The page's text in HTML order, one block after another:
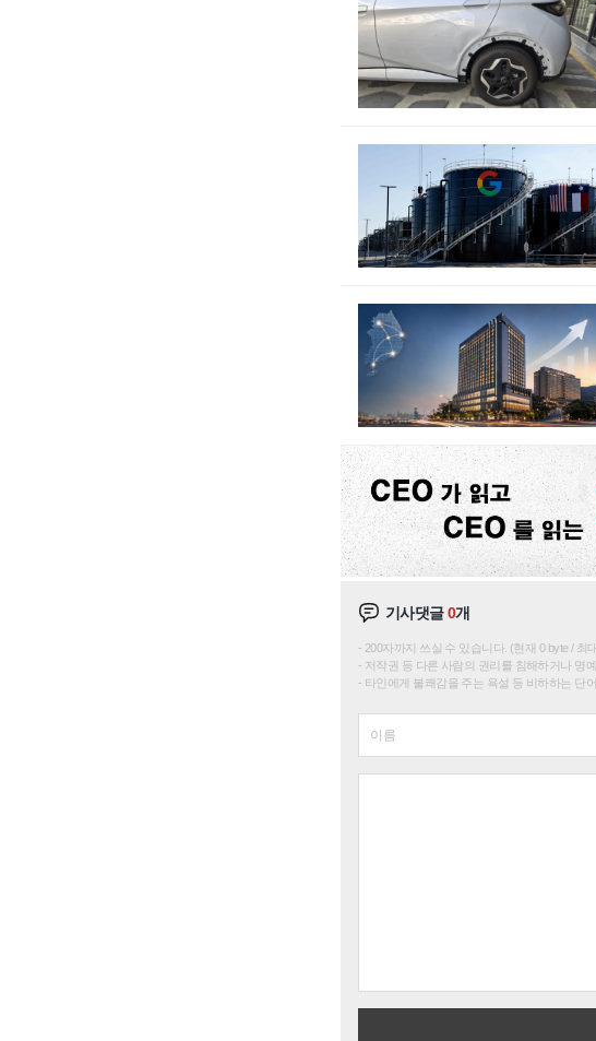
기사댓글0개
200자까지 쓰실 수 있습니다. (현재 0 byte / 최
저작권 등 다른 사람의 권리를 침해하거나 명
타인에게 불쾌감을 주는 욕설 등 비하하는 단